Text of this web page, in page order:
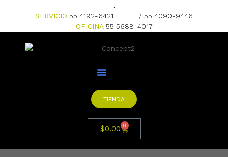
.
SERVICIO 55 4192-6421
/ 55 4090-9446
OFICINA 55 5688-4017
TIENDA
$0.00 0